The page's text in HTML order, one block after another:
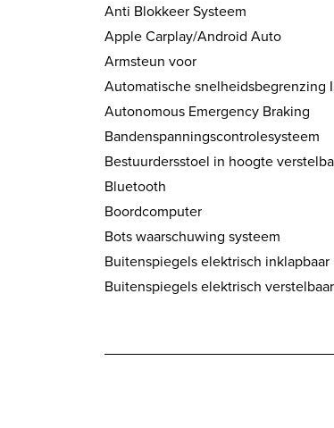
Anti Blokkeer Systeem
Apple Carplay/Android Auto
Armsteun voor
Automatische snelheidsbegrenzing
Autonomous Emergency Braking
Bandenspanningscontrolesysteem
Bestuurdersstoel in hoogte
Bluetooth
Boordcomputer
Bots waarschuwing systeem
Buitenspiegels elektrisch inklapbaar
Buitenspiegels elektrisch verstelbaar